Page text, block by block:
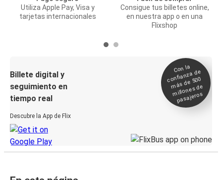
Utiliza Apple Pay, Visa y
tarjetas internacionales
Consigue tus billetes online,
en nuestra app o en una
Flixshop
Billete digital y
seguimiento en
tiempo real
Descubre la App de Flix
Con la
confianza de
más de 500
millones de
pasajeros